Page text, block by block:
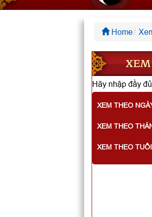
Home
Hãy nhập đầy
XEM THEO
XEM THEO
XEM THEO TUỔI